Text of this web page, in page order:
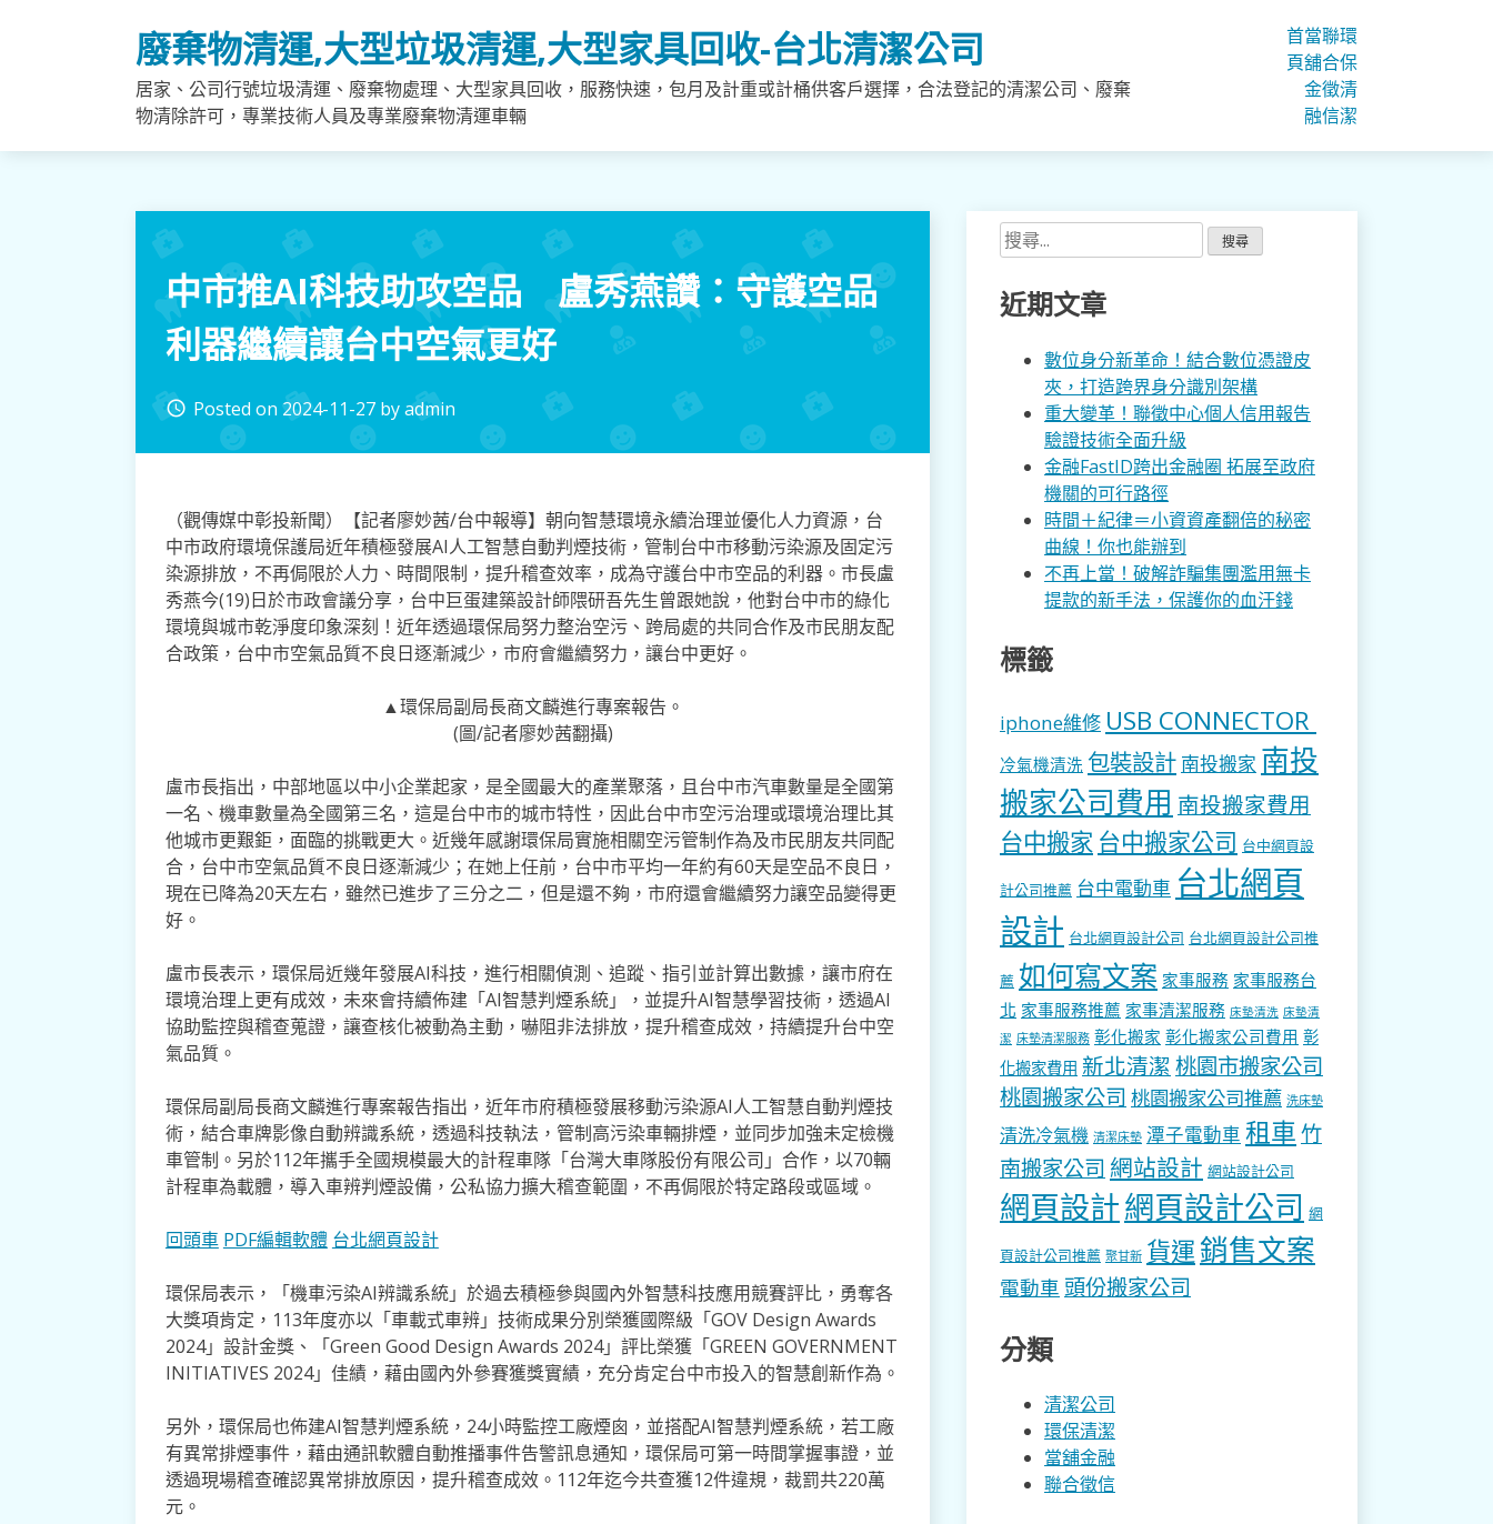
廢棄物清運,大型垃圾清運,大型家具回收-台北清潔公司
居家、公司行號垃圾清運、廢棄物處理、大型家具回收，服務快速，包月及計重或計桶供客戶選擇，合法登記的清潔公司、廢棄
物清除許可，專業技術人員及專業廢棄物清運車輛
首
頁
當
舖
金
融
聯
合
徵
信
環
保
清
潔
中市推AI科技助攻空品 盧秀燕讚：守護空品
利器繼續讓台中空氣更好
access_time Posted on2024-11-27 byadmin
（觀傳媒中彰投新聞）【記者廖妙茜/台中報導】朝向智慧環境永續治理並優化人力資源，台
中市政府環境保護局近年積極發展AI人工智慧自動判煙技術，管制台中市移動污染源及固定污
染源排放，不再侷限於人力、時間限制，提升稽查效率，成為守護台中市空品的利器。市長盧
秀燕今(19)日於市政會議分享，台中巨蛋建築設計師隈研吾先生曾跟她說，他對台中市的綠化
環境與城市乾淨度印象深刻！近年透過環保局努力整治空污、跨局處的共同合作及市民朋友配
合政策，台中市空氣品質不良日逐漸減少，市府會繼續努力，讓台中更好。
▲環保局副局長商文麟進行專案報告。
(圖/記者廖妙茜翻攝)
盧市長指出，中部地區以中小企業起家，是全國最大的產業聚落，且台中市汽車數量是全國第
一名、機車數量為全國第三名，這是台中市的城市特性，因此台中市空污治理或環境治理比其
他城市更艱鉅，面臨的挑戰更大。近幾年感謝環保局實施相關空污管制作為及市民朋友共同配
合，台中市空氣品質不良日逐漸減少；在她上任前，台中市平均一年約有60天是空品不良日，
現在已降為20天左右，雖然已進步了三分之二，但是還不夠，市府還會繼續努力讓空品變得更
好。
盧市長表示，環保局近幾年發展AI科技，進行相關偵測、追蹤、指引並計算出數據，讓市府在
環境治理上更有成效，未來會持續佈建「AI智慧判煙系統」，並提升AI智慧學習技術，透過AI
協助監控與稽查蒐證，讓查核化被動為主動，嚇阻非法排放，提升稽查成效，持續提升台中空
氣品質。
環保局副局長商文麟進行專案報告指出，近年市府積極發展移動污染源AI人工智慧自動判煙技
術，結合車牌影像自動辨識系統，透過科技執法，管制高污染車輛排煙，並同步加強未定檢機
車管制。另於112年攜手全國規模最大的計程車隊「台灣大車隊股份有限公司」合作，以70輛
計程車為載體，導入車辨判煙設備，公私協力擴大稽查範圍，不再侷限於特定路段或區域。
回頭車 PDF編輯軟體 台北網頁設計
環保局表示，「機車污染AI辨識系統」於過去積極參與國內外智慧科技應用競賽評比，勇奪各
大獎項肯定，113年度亦以「車載式車辨」技術成果分別榮獲國際級「GOV Design Awards
2024」設計金獎、「Green Good Design Awards 2024」評比榮獲「GREEN GOVERNMENT
INITIATIVES 2024」佳績，藉由國內外參賽獲獎實績，充分肯定台中市投入的智慧創新作為。
另外，環保局也佈建AI智慧判煙系統，24小時監控工廠煙囪，並搭配AI智慧判煙系統，若工廠
有異常排煙事件，藉由通訊軟體自動推播事件告警訊息通知，環保局可第一時間掌握事證，並
透過現場稽查確認異常排放原因，提升稽查成效。112年迄今共查獲12件違規，裁罰共220萬
元。
搜
尋
關
鍵
近期文章
數位身分新革命！結合數位憑證皮
夾，打造跨界身分識別架構
重大變革！聯徵中心個人信用報告
驗證技術全面升級
金融FastID跨出金融圈 拓展至政府
機關的可行路徑
時間＋紀律＝小資資產翻倍的秘密
曲線！你也能辦到
不再上當！破解詐騙集團濫用無卡
提款的新手法，保護你的血汗錢
標籤
iphone維修 USB CONNECTOR
冷氣機清洗 包裝設計 南投搬家 南投
搬家公司費用 南投搬家費用
台中搬家 台中搬家公司 台中網頁設
計公司推薦 台中電動車 台北網頁
設計 台北網頁設計公司 台北網頁設計公司推
薦 如何寫文案 家事服務 家事服務台
北 家事服務推薦 家事清潔服務 床墊清洗 床墊清
潔 床墊清潔服務 彰化搬家 彰化搬家公司費用 彰
化搬家費用 新北清潔 桃園市搬家公司
桃園搬家公司 桃園搬家公司推薦 洗床墊
清洗冷氣機 清潔床墊 潭子電動車 租車竹
南搬家公司 網站設計 網站設計公司
網頁設計網頁設計公司 網
頁設計公司推薦 聚甘新 貨運銷售文案
電動車 頭份搬家公司
分類
清潔公司
環保清潔
當舖金融
聯合徵信